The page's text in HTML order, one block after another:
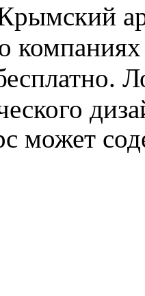
может